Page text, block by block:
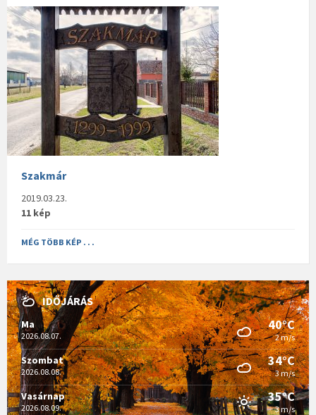
Szakmár
2019.03.23.
11 kép
MÉG TÖBB KÉP . . .
IDŐJÁRÁS
Ma
2026.08.07.
40°C
2 m/s
Szombat
2026.08.08.
34°C
3 m/s
Vasárnap
2026.08.09.
35°C
3 m/s